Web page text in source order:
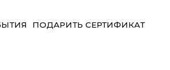
СЕРТИФИКАТ